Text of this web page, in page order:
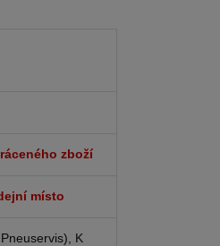
zboží
místo
K